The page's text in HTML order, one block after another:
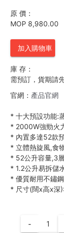
原 價：
MOP 8,980.00
加入購物車
庫 存：
需預訂，貨期請
官網： 產品官網
* 十大預設功能:
* 2000W強勁
* 內置多達52款
* 立體熱旋風,食
* 52公升容量,3
* 1.2公升易拆儲
* 優質耐用不鏽
* 尺寸(闊x高x
-